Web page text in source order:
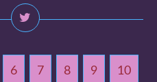
6 7 8 9 10